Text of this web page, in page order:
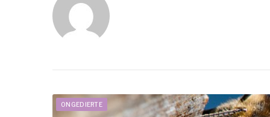
ONGEDIERTE